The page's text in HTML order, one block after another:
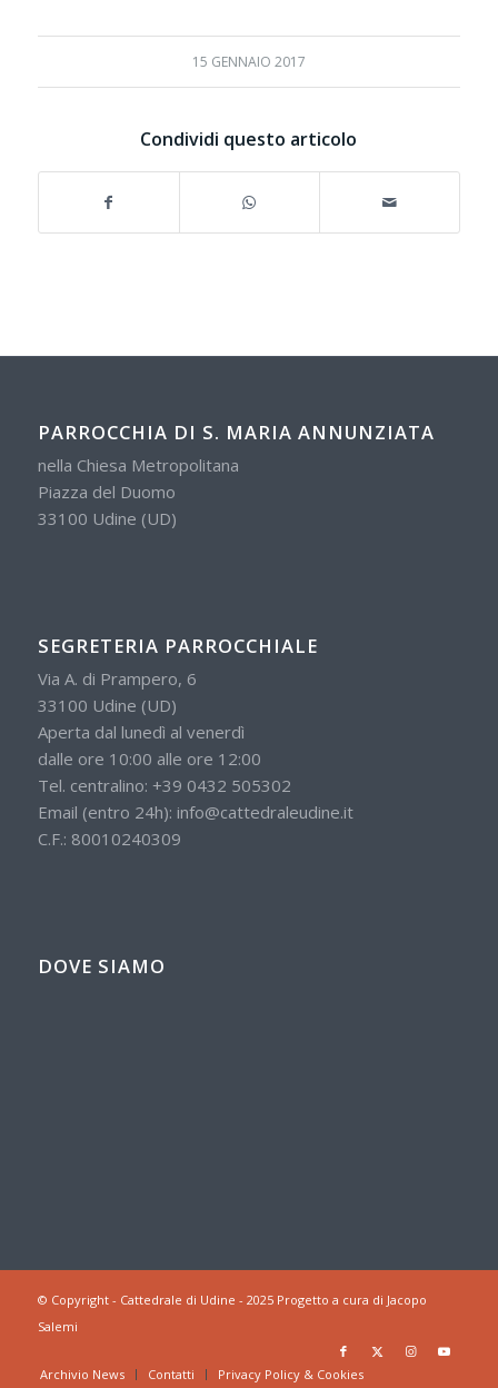
15 GENNAIO 2017
Condividi questo articolo
PARROCCHIA DI S. MARIA ANNUNZIATA
nella Chiesa Metropolitana
Piazza del Duomo
33100 Udine (UD)
SEGRETERIA PARROCCHIALE
Via A. di Prampero, 6
33100 Udine (UD)
Aperta dal lunedì al venerdì
dalle ore 10:00 alle ore 12:00
Tel. centralino: +39 0432 505302
Email (entro 24h): info@cattedraleudine.it
C.F.: 80010240309
DOVE SIAMO
© Copyright - Cattedrale di Udine - 2025 Progetto a cura di Jacopo
Salemi
Archivio News Contatti Privacy Policy & Cookies